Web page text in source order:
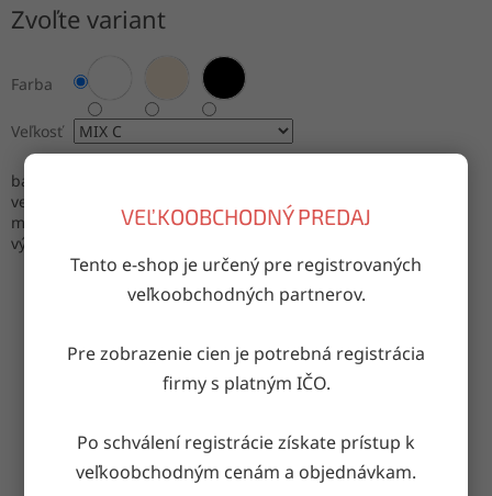
VEĽKOOBCHODNÝ PREDAJ
Tento e-shop je určený pre registrovaných
veľkoobchodných partnerov.
Pre zobrazenie cien je potrebná registrácia
firmy s platným IČO.
Po schválení registrácie získate prístup k
veľkoobchodným cenám a objednávkam.
Zvoľte variant
Farba
Veľkosť
balenie: jedna farba, mix obvodu
veľkosť: 38/ 85C - 48/ 110C
materiál: 95% bavlna, 5% elastan
výroba: P.C.R.
Doručenie do druhého dňa
na akúkoľvek adresu